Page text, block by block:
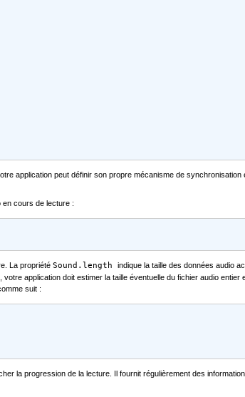
application peut définir son propre mécanisme de synchronisation
en cours de lecture :
La propriété Sound.length indique la taille des données audio
application doit estimer la taille éventuelle du fichier audio entier
suit :
la progression de la lecture. Il fournit régulièrement des